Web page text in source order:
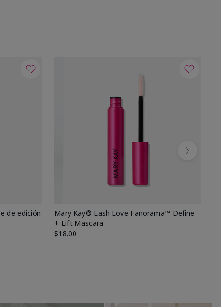
de edición
Mary Kay® Lash Love Fanorama™ Define
+ Lift Mascara
$18.00
Next